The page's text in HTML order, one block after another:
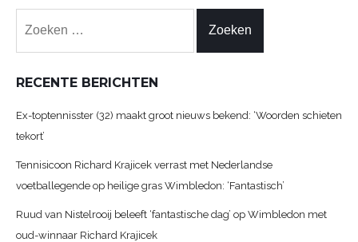
naar:
RECENTE BERICHTEN
Ex-toptennisster (32) maakt groot nieuws bekend: ‘Woorden schieten
tekort’
Tennisicoon Richard Krajicek verrast met Nederlandse
voetballegende op heilige gras Wimbledon: ‘Fantastisch’
Ruud van Nistelrooij beleeft ‘fantastische dag’ op Wimbledon met
oud-winnaar Richard Krajicek